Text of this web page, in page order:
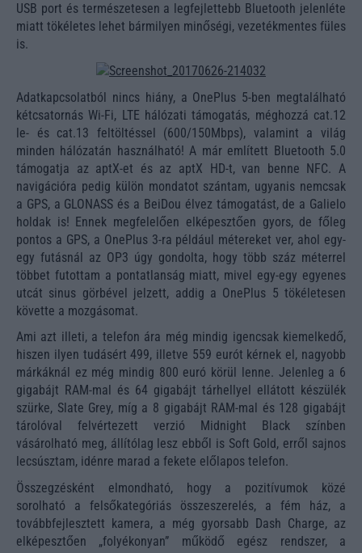
USB port és természetesen a legfejlettebb Bluetooth jelenléte
miatt tökéletes lehet bármilyen minőségi, vezetékmentes füles
is.
Adatkapcsolatból nincs hiány, a OnePlus 5-ben megtalálható
kétcsatornás Wi-Fi, LTE hálózati támogatás, méghozzá cat.12
le- és cat.13 feltöltéssel (600/150Mbps), valamint a világ
minden hálózatán használható! A már említett Bluetooth 5.0
támogatja az aptX-et és az aptX HD-t, van benne NFC. A
navigációra pedig külön mondatot szántam, ugyanis nemcsak
a GPS, a GLONASS és a BeiDou élvez támogatást, de a Galielo
holdak is! Ennek megfelelően elképesztően gyors, de főleg
pontos a GPS, a OnePlus 3-ra például métereket ver, ahol egy-
egy futásnál az OP3 úgy gondolta, hogy több száz méterrel
többet futottam a pontatlanság miatt, mivel egy-egy egyenes
utcát sinus görbével jelzett, addig a OnePlus 5 tökéletesen
követte a mozgásomat.
Ami azt illeti, a telefon ára még mindig igencsak kiemelkedő,
hiszen ilyen tudásért 499, illetve 559 eurót kérnek el, nagyobb
márkáknál ez még mindig 800 euró körül lenne. Jelenleg a 6
gigabájt RAM-mal és 64 gigabájt tárhellyel ellátott készülék
szürke, Slate Grey, míg a 8 gigabájt RAM-mal és 128 gigabájt
tárolóval felvértezett verzió Midnight Black színben
vásárolható meg, állítólag lesz ebből is Soft Gold, erről sajnos
lecsúsztam, idénre marad a fekete előlapos telefon.
Összegzésként elmondható, hogy a pozitívumok közé
sorolható a felsőkategóriás összeszerelés, a fém ház, a
továbbfejlesztett kamera, a még gyorsabb Dash Charge, az
elképesztően „folyékonyan” működő egész rendszer, a